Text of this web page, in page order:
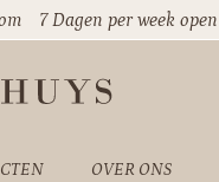
7 Dagen per week open
OVER ONS